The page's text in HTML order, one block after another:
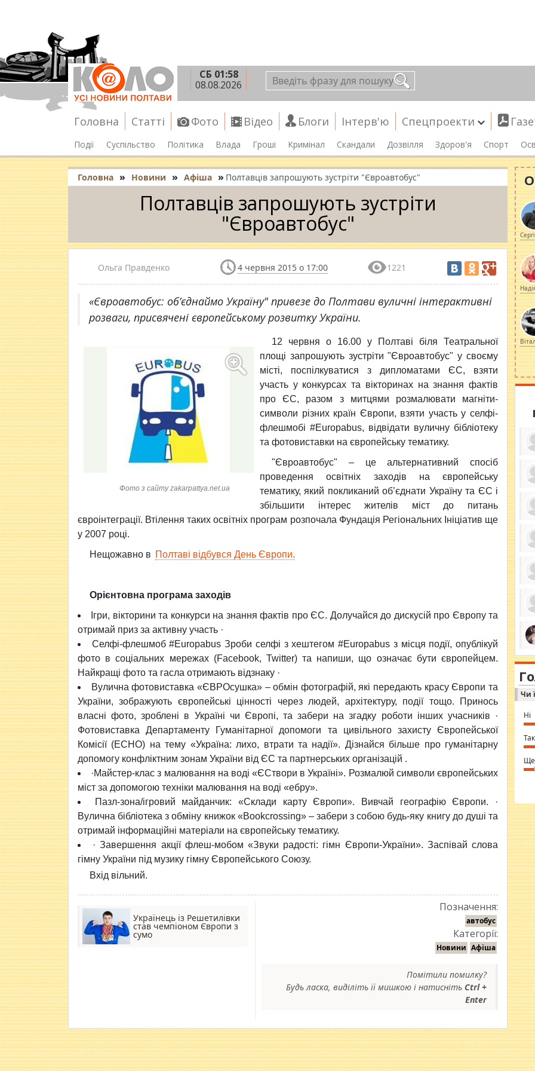
СБ 01:58
08.08.2026
Головна Статті Фото Відео Блоги Інтерв'ю Спецпроекти
Події Суспільство Політика Влада Гроші Кримінал Скандали Дозвілля Здоров'я Спорт
Головна » Новини » Афіша » Полтавців запрошують зустріти "Євроавтобус"
Полтавців запрошують зустріти
"Євроавтобус"
Ольга Правденко 4 червня 2015 о 17:00 1221
«Євроавтобус: об’єднаймо Україну" привезе до Полтави вуличні інтерактивні
розваги, присвячені європейському розвитку України.
Фото з сайту zakarpattya.net.ua
12 червня о 16.00 у Полтаві біля Театральної
площі запрошують зустріти "Євроавтобус" у своєму
місті, поспілкуватися з дипломатами ЄС, взяти
участь у конкурсах та вікторинах на знання фактів
про ЄС, разом з митцями розмалювати магніти-
символи різних країн Європи, взяти участь у селфі-
флешмобі #Europabus, відвідати вуличну бібліотеку
та фотовиставки на європейську тематику.
"Євроавтобус" – це альтернативний спосіб
проведення освітніх заходів на європейську
тематику, який покликаний об’єднати Україну та ЄС і
збільшити інтерес жителів міст до питань
євроінтеграції. Втілення таких освітніх програм розпочала Фундація Регіональних Ініціатив ще
у 2007 році.
Нещожавно в Полтаві відбувся День Європи.
Орієнтовна програма заходів
Ігри, вікторини та конкурси на знання фактів про ЄС. Долучайся до дискусій про Європу та
отримай приз за активну участь ·
Селфі-флешмоб #Europabus Зроби селфі з хештегом #Europabus з місця події, опублікуй
фото в соціальних мережах (Facebook, Twitter) та напиши, що означає бути європейцем.
Найкращі фото та гасла отримають відзнаку ·
Вулична фотовиставка «ЄВРОсушка» – обмін фотографій, які передають красу Європи та
України, зображують європейські цінності через людей, архітектуру, події тощо. Принось
власні фото, зроблені в Україні чи Європі, та забери на згадку роботи інших учасників ·
Фотовиставка Департаменту Гуманітарної допомоги та цивільного захисту Європейської
Комісії (ECHO) на тему «Україна: лихо, втрати та надії». Дізнайся більше про гуманітарну
допомогу конфліктним зонам України від ЄС та партнерських організацій .
·Майстер-клас з малювання на воді «ЄСтвори в Україні». Розмалюй символи європейських
міст за допомогою техніки малювання на воді «ебру».
Пазл-зона/ігровий майданчик: «Склади карту Європи». Вивчай географію Європи. ·
Вулична бібліотека з обміну книжок «Bookcrossing» – забери з собою будь-яку книгу до душі та
отримай інформаційні матеріали на європейську тематику.
· Завершення акції флеш-мобом «Звуки радості: гімн Європи-України». Заспівай слова
гімну України під музику гімну Європейського Союзу.
Вхід вільний.
Українець із Решетилівки
став чемпіоном Європи з
сумо
Позначення:
автобус
Категорії:
Новини Афіша
Помітили помилку?
Будь ласка, виділіть її мишкою і натисніть Ctrl +
Enter
за
ми
in
⇒
Чи
Ні
Так
Ще